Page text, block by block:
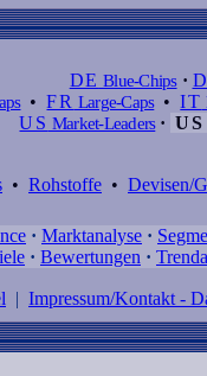
DE Blue-Chips ·
•FR Large-Caps•IT
US Market-Leaders · US
• Rohstoffe • Devisen/
· Marktanalyse ·
· Bewertungen ·
| Impressum/Kontakt -